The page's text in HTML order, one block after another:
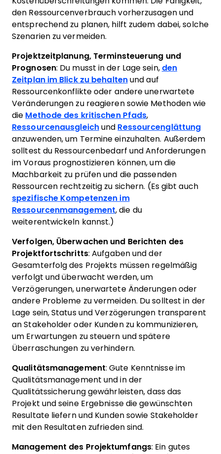
den Ressourcenverbrauch vorherzusagen und
entsprechend zu planen, hilft zudem dabei, solche
Szenarien zu vermeiden.
Projektzeitplanung, Terminsteuerung und
Prognosen: Du musst in der Lage sein, den
Zeitplan im Blick zu behaltenund auf
Ressourcenkonflikte oder andere unerwartete
Veränderungen zu reagieren sowie Methoden wie
die Methode des kritischen Pfads,
Ressourcenausgleichund Ressourcenglättung
anzuwenden, um Termine einzuhalten. Außerdem
solltest du Ressourcenbedarf und Anforderungen
im Voraus prognostizieren können, um die
Machbarkeit zu prüfen und die passenden
Ressourcen rechtzeitig zu sichern. (Es gibt auch
spezifische Kompetenzen im
Ressourcenmanagement, die du
weiterentwickeln kannst.)
Verfolgen, Überwachen und Berichten des
Projektfortschritts: Aufgaben und der
Gesamterfolg des Projekts müssen regelmäßig
verfolgt und überwacht werden, um
Verzögerungen, unerwartete Änderungen oder
andere Probleme zu vermeiden. Du solltest in der
Lage sein, Status und Verzögerungen transparent
an Stakeholder oder Kunden zu kommunizieren,
um Erwartungen zu steuern und spätere
Überraschungen zu verhindern.
Qualitätsmanagement: Gute Kenntnisse im
Qualitätsmanagement und in der
Qualitätssicherung gewährleisten, dass das
Projekt und seine Ergebnisse die gewünschten
Resultate liefern und Kunden sowie Stakeholder
mit den Resultaten zufrieden sind.
Management des Projektumfangs: Ein gutes